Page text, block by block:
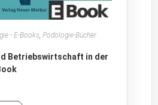
- E-Books,Podologie-Bücher
Betriebswirtschaft in der